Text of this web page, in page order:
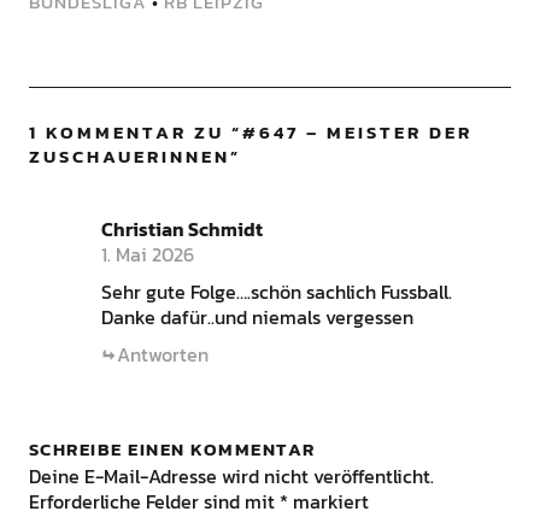
1 KOMMENTAR ZU “#647 – MEISTER DER
ZUSCHAUERINNEN”
Christian Schmidt
1. Mai 2026
Sehr gute Folge….schön sachlich Fussball.
Danke dafür..und niemals vergessen
Antworten
SCHREIBE EINEN KOMMENTAR
Deine E-Mail-Adresse wird nicht veröffentlicht.
Erforderliche Felder sind mit * markiert